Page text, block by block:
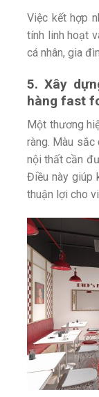
Việc kết hợp
tính linh hoạt
cá nhân, gia
5. Xây
hàng fast
Một thương
ràng. Màu sắc
nội thất cần
Điều này giúp
thuận lợi cho